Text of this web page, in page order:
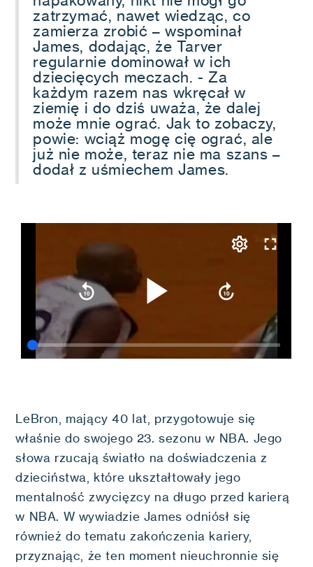
zatrzymać, nawet wiedząc, co
zamierza zrobić – wspominał
James, dodając, że Tarver
regularnie dominował w ich
dziecięcych meczach. - Za
każdym razem nas wkręcał w
ziemię i do dziś uważa, że dalej
może mnie ograć. Jak to zobaczy,
powie: wciąż mogę cię ograć, ale
już nie może, teraz nie ma szans –
dodał z uśmiechem James.
LeBron, mający 40 lat, przygotowuje się
właśnie do swojego 23. sezonu w NBA. Jego
słowa rzucają światło na doświadczenia z
dzieciństwa, które ukształtowały jego
mentalność zwycięzcy na długo przed karierą
w NBA. W wywiadzie James odniósł się
również do tematu zakończenia kariery,
przyznając, że ten moment nieuchronnie się